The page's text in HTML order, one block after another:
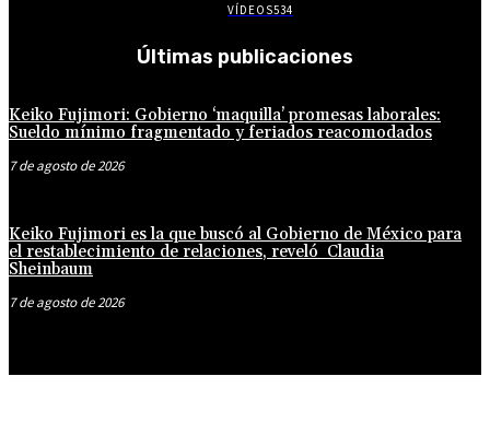
VÍDEOS534
Últimas publicaciones
Keiko Fujimori: Gobierno ‘maquilla’ promesas laborales:
Sueldo mínimo fragmentado y feriados reacomodados
7 de agosto de 2026
Keiko Fujimori es la que buscó al Gobierno de México para
el restablecimiento de relaciones, reveló Claudia
Sheinbaum
7 de agosto de 2026